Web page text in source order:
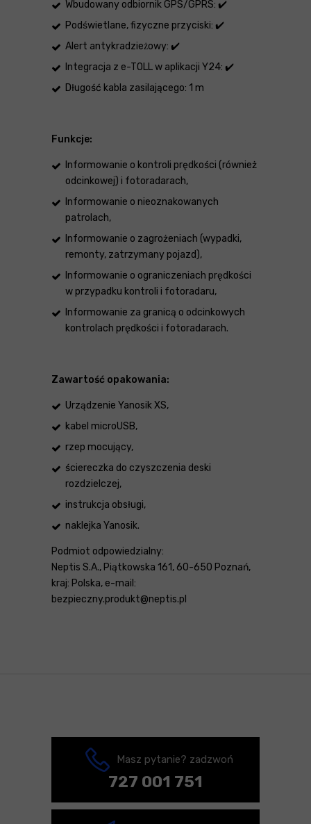
Wbudowany odbiornik GPS/GPRS: ✔️
Podświetlane, fizyczne przyciski: ✔️
Alert antykradzieżowy: ✔️
Integracja z e-TOLL w aplikacji Y24: ✔️
Długość kabla zasilającego: 1 m
Funkcje:
Informowanie o kontroli prędkości (również
odcinkowej) i fotoradarach,
Informowanie o nieoznakowanych
patrolach,
Informowanie o zagrożeniach (wypadki,
remonty, zatrzymany pojazd),
Informowanie o ograniczeniach prędkości
w przypadku kontroli i fotoradaru,
Informowanie za granicą o odcinkowych
kontrolach prędkości i fotoradarach.
Zawartość opakowania:
Urządzenie Yanosik XS,
kabel microUSB,
rzep mocujący,
ściereczka do czyszczenia deski
rozdzielczej,
instrukcja obsługi,
naklejka Yanosik.
Podmiot odpowiedzialny:
Neptis S.A., Piątkowska 161, 60-650 Poznań,
kraj: Polska, e-mail:
bezpieczny.produkt@neptis.pl
Masz pytanie? zadzwoń
727 001 751